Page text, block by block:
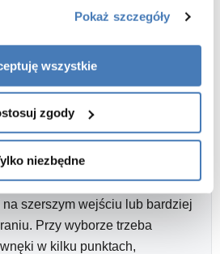
Pokaż szczegóły
wszystkie
zgody
niezbędne
Oxia – dla kogo?
są dobrym rozwiązaniem, gdy
między dwiema ścianami. W
pełnej kabiny z
ponieważ ściany łazienki
strefy prysznica.
się w węższych
mogą być wygodniejsze
szerszym wejściu lub bardziej
Przy wyborze trzeba
w kilku punktach,